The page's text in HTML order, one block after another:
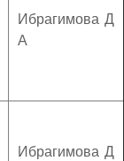
Ибрагимова Д
А
Ибрагимова Д